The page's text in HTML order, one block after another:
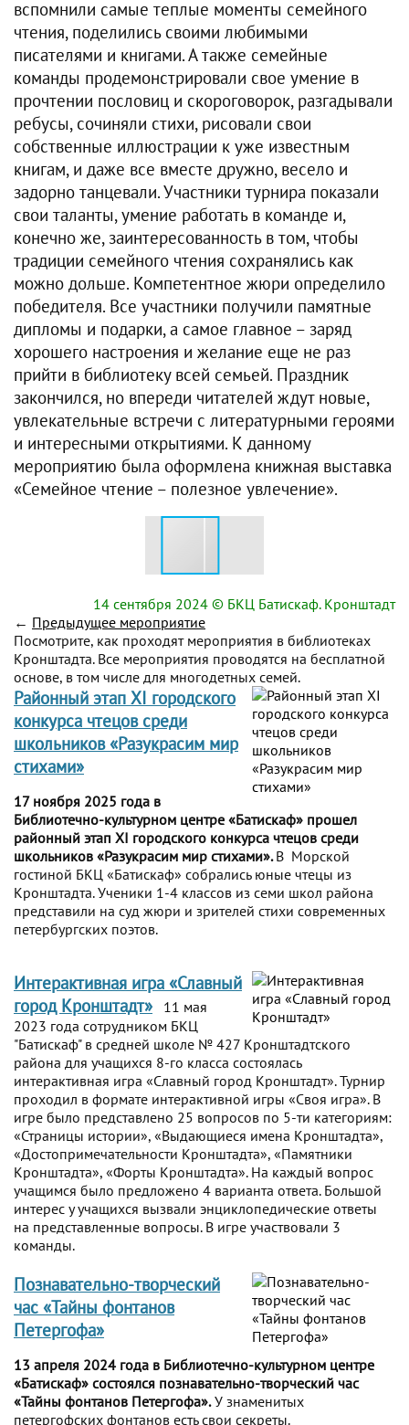
вспомнили самые теплые моменты семейного
чтения, поделились своими любимыми
писателями и книгами. А также семейные
команды продемонстрировали свое умение в
прочтении пословиц и скороговорок, разгадывали
ребусы, сочиняли стихи, рисовали свои
собственные иллюстрации к уже известным
книгам, и даже все вместе дружно, весело и
задорно танцевали. Участники турнира показали
свои таланты, умение работать в команде и,
конечно же, заинтересованность в том, чтобы
традиции семейного чтения сохранялись как
можно дольше. Компетентное жюри определило
победителя. Все участники получили памятные
дипломы и подарки, а самое главное – заряд
хорошего настроения и желание еще не раз
прийти в библиотеку всей семьей. Праздник
закончился, но впереди читателей ждут новые,
увлекательные встречи с литературными героями
и интересными открытиями. К данному
мероприятию была оформлена книжная выставка
«Семейное чтение – полезное увлечение».
14 сентября 2024 © БКЦ Батискаф. Кронштадт
← Предыдущее мероприятие
Посмотрите, как проходят мероприятия в библиотеках
Кронштадта. Все мероприятия проводятся на бесплатной
основе, в том числе для многодетных семей.
Районный этап XI городского
конкурса чтецов среди
школьников «Разукрасим мир
стихами»
17 ноября 2025 года в
Библиотечно-культурном центре «Батискаф» прошел
районный этап XI городского конкурса чтецов среди
школьников «Разукрасим мир стихами».В Морской
гостиной БКЦ «Батискаф» собрались юные чтецы из
Кронштадта. Ученики 1-4 классов из семи школ района
представили на суд жюри и зрителей стихи современных
петербургских поэтов.
Интерактивная игра «Славный
город Кронштадт»
11 мая
2023 года сотрудником БКЦ
"Батискаф" в средней школе № 427 Кронштадтского
района для учащихся 8-го класса состоялась
интерактивная игра «Славный город Кронштадт». Турнир
проходил в формате интерактивной игры «Своя игра». В
игре было представлено 25 вопросов по 5-ти категориям:
«Страницы истории», «Выдающиеся имена Кронштадта»,
«Достопримечательности Кронштадта», «Памятники
Кронштадта», «Форты Кронштадта». На каждый вопрос
учащимся было предложено 4 варианта ответа. Большой
интерес у учащихся вызвали энциклопедические ответы
на представленные вопросы. В игре участвовали 3
команды.
Познавательно-творческий
час «Тайны фонтанов
Петергофа»
13 апреля 2024 года в Библиотечно-культурном центре
«Батискаф» состоялся познавательно-творческий час
«Тайны фонтанов Петергофа».У знаменитых
петергофских фонтанов есть свои секреты.